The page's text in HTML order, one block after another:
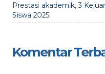
Prestasi akademik, 3
Siswa 2025
Komentar